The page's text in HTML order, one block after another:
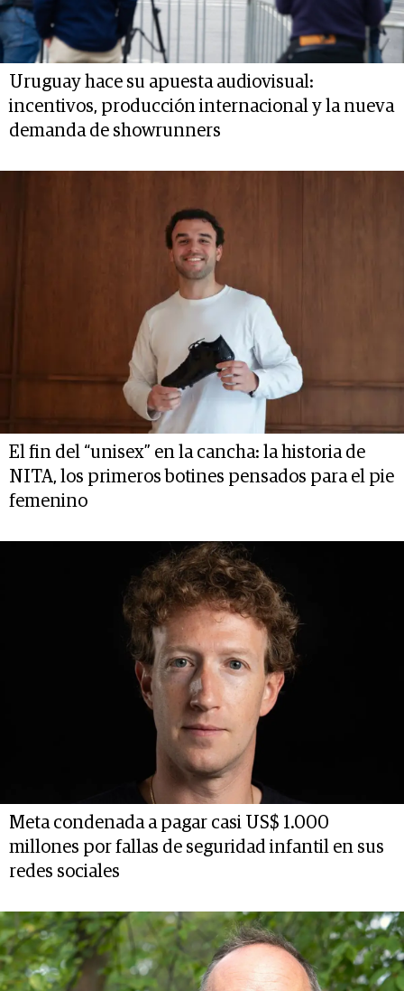
Uruguay hace su apuesta audiovisual:
incentivos, producción internacional y la nueva
demanda de showrunners
El fin del “unisex” en la cancha: la historia de
NITA, los primeros botines pensados para el pie
femenino
Meta condenada a pagar casi US$ 1.000
millones por fallas de seguridad infantil en sus
redes sociales